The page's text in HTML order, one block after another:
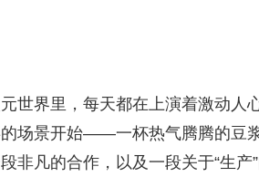
世界里，每天都在上演着激动人
场景开始——一杯热气腾腾的豆
凡的合作，以及一段关于“生产”